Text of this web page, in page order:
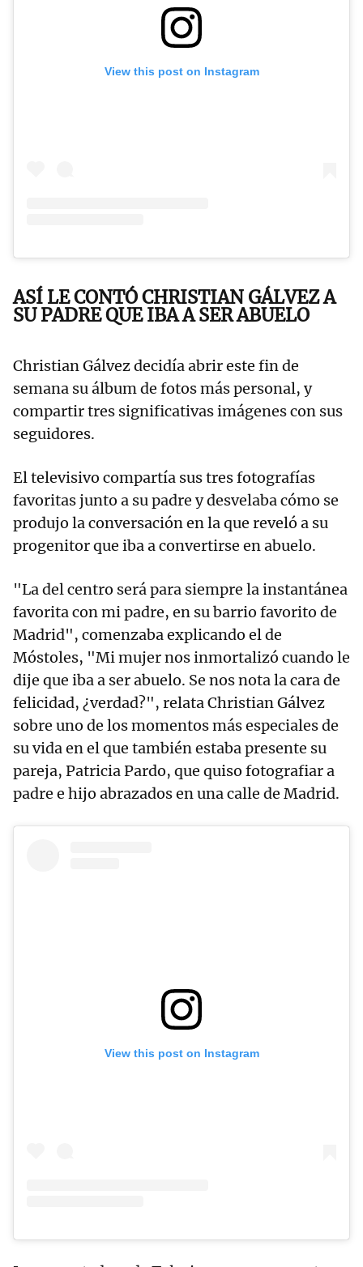
View this post on Instagram
ASÍ LE CONTÓ CHRISTIAN GÁLVEZ A
SU PADRE QUE IBA A SER ABUELO
Christian Gálvez decidía abrir este fin de
semana su álbum de fotos más personal, y
compartir tres significativas imágenes con sus
seguidores.
El televisivo compartía sus tres fotografías
favoritas junto a su padre y desvelaba cómo se
produjo la conversación en la que reveló a su
progenitor que iba a convertirse en abuelo.
"La del centro será para siempre la instantánea
favorita con mi padre, en su barrio favorito de
Madrid", comenzaba explicando el de
Móstoles, "Mi mujer nos inmortalizó cuando le
dije que iba a ser abuelo. Se nos nota la cara de
felicidad, ¿verdad?", relata Christian Gálvez
sobre uno de los momentos más especiales de
su vida en el que también estaba presente su
pareja, Patricia Pardo, que quiso fotografiar a
padre e hijo abrazados en una calle de Madrid.
View this post on Instagram